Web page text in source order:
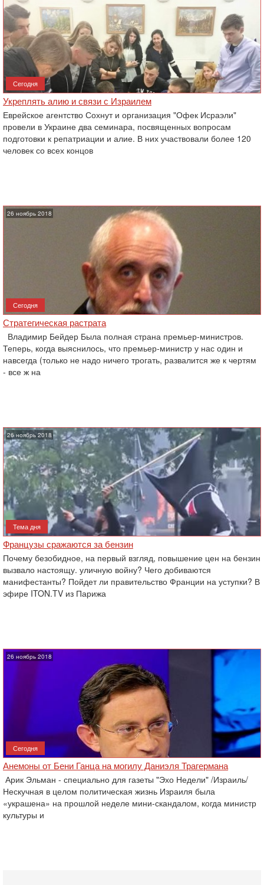
Сегодня
Укреплять алию и связи с Израилем
Еврейское агентство Сохнут и организация "Офек Исраэли"
провели в Украине два семинара, посвященных вопросам
подготовки к репатриации и алие. В них участвовали более 120
человек со всех концов
26 ноябрь 2018
Сегодня
Стратегическая растрата
Владимир Бейдер Была полная страна премьер-министров.
Теперь, когда выяснилось, что премьер-министр у нас один и
навсегда (только не надо ничего трогать, развалится же к чертям
- все ж на
26 ноябрь 2018
Тема дня
Французы сражаются за бензин
Почему безобидное, на первый взгляд, повышение цен на бензин
вызвало настоящу. уличную войну? Чего добиваются
манифестанты? Пойдет ли правительство Франции на уступки? В
эфире ITON.TV из Парижа
26 ноябрь 2018
Сегодня
Анемоны от Бени Ганца на могилу Даниэля Трагермана
Арик Эльман - специально для газеты "Эхо Недели" /Израиль/
Нескучная в целом политическая жизнь Израиля была
«украшена» на прошлой неделе мини-скандалом, когда министр
культуры и